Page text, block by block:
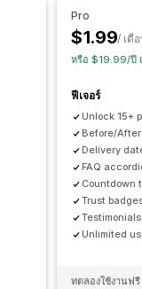
Pro
$1.99/ เดื
หรือ $19.99/ปี
ฟีเจอร์
Unlock 15+
Before/
Delivery
FAQ
Countdown
Trust
Unlimited
ทดลองใช้งานฟ